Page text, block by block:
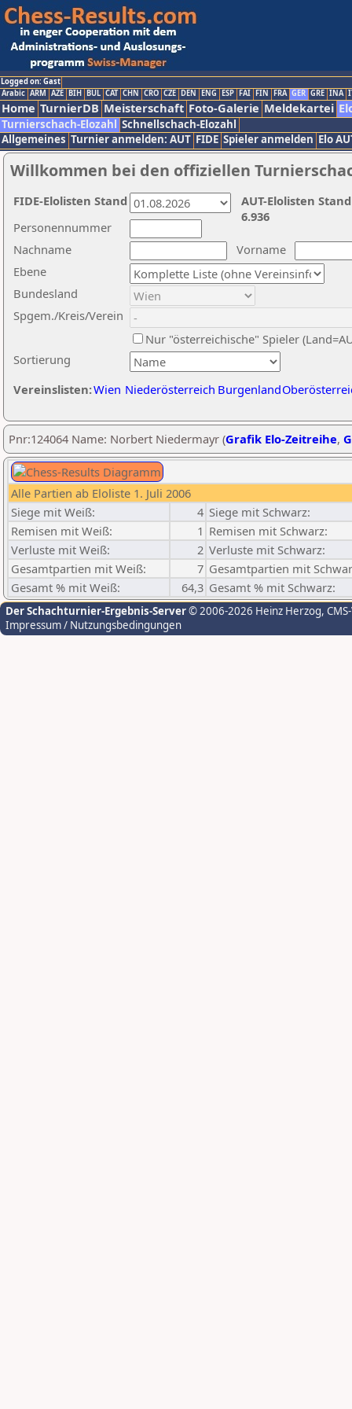
Logged on: Gast
Arabic ARM AZE BIH BUL CAT CHN CRO CZE DEN ENG ESP FAI FIN FRA GER GRE INA
Home TurnierDB Meisterschaft Foto-Galerie Meldekartei
Turnierschach-Elozahl Schnellschach-Elozahl
Allgemeines Turnier anmelden: AUT FIDE Spieler anmelden Elo
Willkommen bei den offiziellen
Nachname
Vorname
Ebene
Sortierung
Personennummer
Bundesland
Spgem./Kreis/Verein
Nur "österreichische" Spieler
Vereinslisten:Wien Niederösterreich Burgenland
AUT-Elolisten
6.936
FIDE-Elolisten Stand
Pnr:124064 Name: Norbert Niedermayr (Grafik Elo-Zeitreihe,
Alle Partien ab Eloliste 1. Juli 2006
Siege mit Weiß:
4 Siege mit Schwarz:
Remisen mit Weiß:
1 Remisen mit Schwarz:
Verluste mit Weiß:
2 Verluste mit Schwarz:
Gesamtpartien mit Weiß:
7 Gesamtpartien mit
Gesamt % mit Weiß:
64,3 Gesamt % mit Schwarz:
Der Schachturnier-Ergebnis-Server© 2006-2026 Heinz Herzog,
Impressum / Nutzungsbedingungen